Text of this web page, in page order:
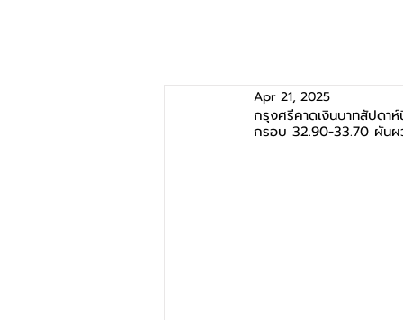
กรุงศรีคาดเงินบาทสัปดา
กรอบ 32.90-33.70 ผันผ
Apr 21, 2025